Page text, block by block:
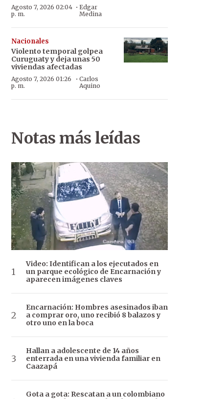
Agosto 7, 2026 02:04
p. m.
· Edgar
Medina
Nacionales
Violento temporal golpea
Curuguaty y deja unas 50
viviendas afectadas
Agosto 7, 2026 01:26
p. m.
· Carlos
Aquino
Notas más leídas
Video: Identifican a los ejecutados en
un parque ecológico de Encarnación y
aparecen imágenes claves
Encarnación: Hombres asesinados iban
a comprar oro, uno recibió 8 balazos y
otro uno en la boca
Hallan a adolescente de 14 años
enterrada en una vivienda familiar en
Caazapá
Gota a gota: Rescatan a un colombiano